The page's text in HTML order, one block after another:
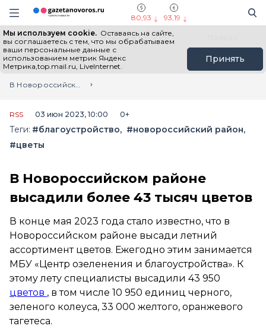
Информационный портал "ГазетаНоворос.ру"
Навигация сайта
80,93 93,19
Мы используем cookie. Оставаясь на сайте,
вы соглашаетесь с тем, что мы обрабатываем
ваши персональные данные с
использованием метрик Яндекс
Метрика,top.mail.ru, LiveInternet.
Принять
Все новости Новости России
Главная
Лента новостей
В Новороссийском районе высадили более 43 тысяч цветов
RSS 03 июн 2023, 10:00 0+
Теги: #благоустройство
#новороссийский район
#цветы
В Новороссийском районе
высадили более 43 тысяч цветов
В конце мая 2023 года стало известно, что в
Новороссийском районе высади летний
ассортимент цветов. Ежегодно этим занимается
МБУ «Центр озеленения и благоустройства». К
этому лету специалисты высадили 43 950
цветов , в том числе 10 950 единиц черного,
зеленого колеуса, 33 000 желтого, оранжевого
тагетеса.